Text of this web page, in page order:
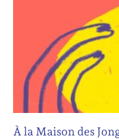
À la Maison des